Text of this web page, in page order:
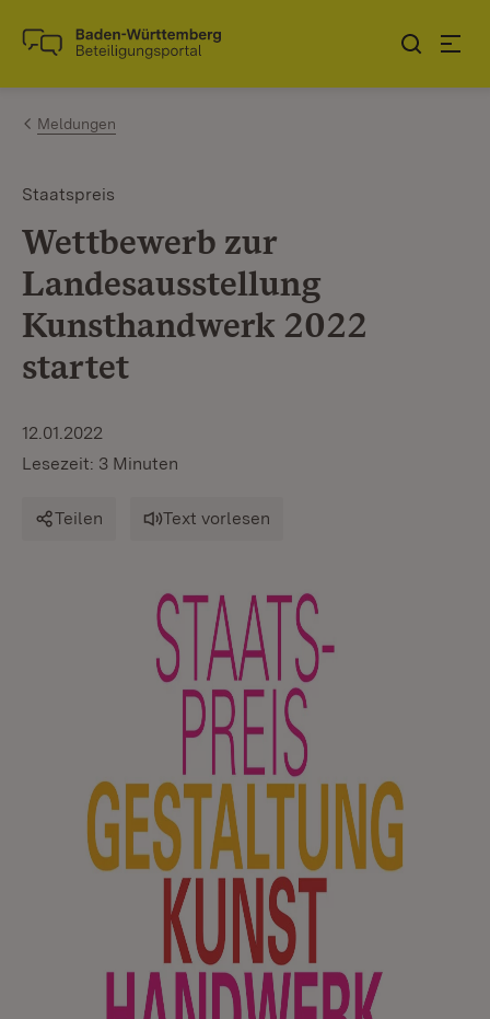
Zum Inhalt springen
Link zur Startseite
Meldungen
Staatspreis
Wettbewerb zur
Landesausstellung
Kunsthandwerk 2022
startet
12.01.2022
Lesezeit: 3 Minuten
Teilen Text vorlesen